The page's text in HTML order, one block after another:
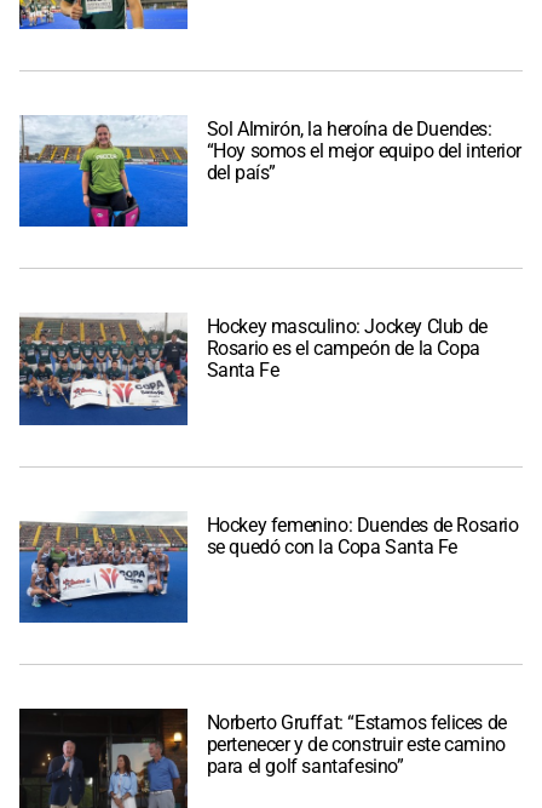
Sol Almirón, la heroína de Duendes:
“Hoy somos el mejor equipo del interior
del país”
Hockey masculino: Jockey Club de
Rosario es el campeón de la Copa
Santa Fe
Hockey femenino: Duendes de Rosario
se quedó con la Copa Santa Fe
Norberto Gruffat: “Estamos felices de
pertenecer y de construir este camino
para el golf santafesino”